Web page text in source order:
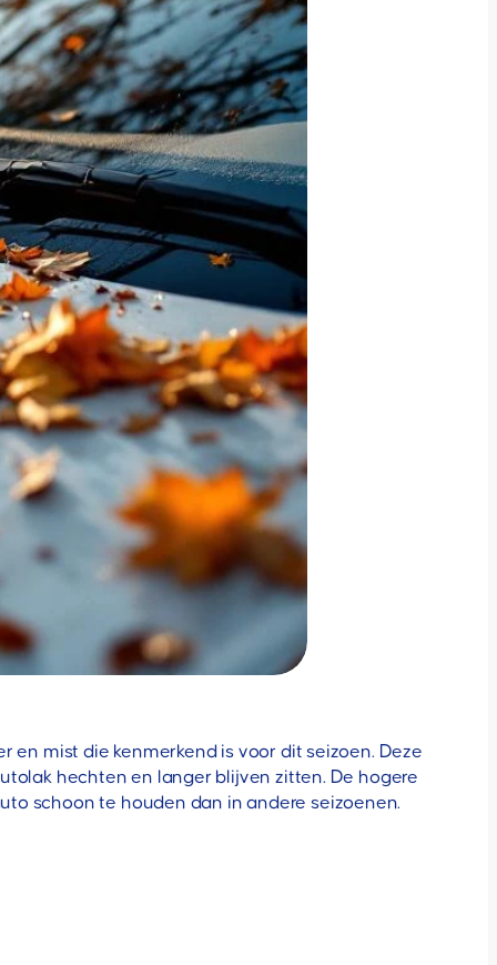
mist die kenmerkend is voor dit seizoen. Deze
hechten en langer blijven zitten. De hogere
schoon te houden dan in andere seizoenen.